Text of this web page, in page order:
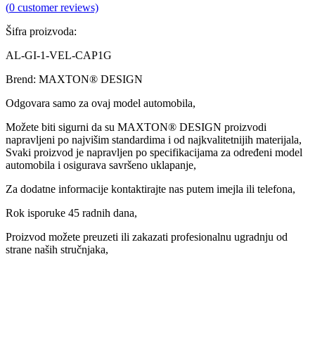
(0 customer reviews)
Šifra proizvoda:
AL-GI-1-VEL-CAP1G
Brend: MAXTON® DESIGN
Odgovara samo za ovaj model automobila,
Možete biti sigurni da su MAXTON® DESIGN proizvodi
napravljeni po najvišim standardima i od najkvalitetnijih materijala,
Svaki proizvod je napravljen po specifikacijama za određeni model
automobila i osigurava savršeno uklapanje,
Za dodatne informacije kontaktirajte nas putem imejla ili telefona,
Rok isporuke 45 radnih dana,
Proizvod možete preuzeti ili zakazati profesionalnu ugradnju od
strane naših stručnjaka,